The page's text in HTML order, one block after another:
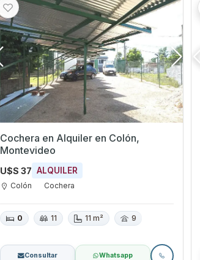
Cochera en Alquiler en Colón,
Montevideo
U$S 37 ALQUILER
Colón Cochera
0 11 11 m² 9
Consultar Whatsapp